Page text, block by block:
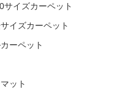
サイズカーペット
イズカーペット
ーペット
ット